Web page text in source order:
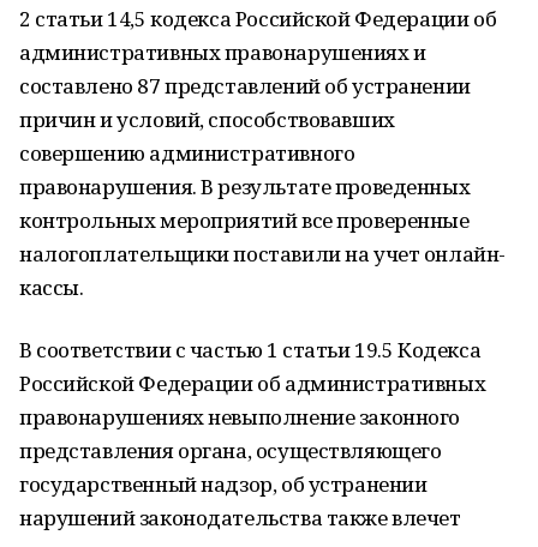
2 статьи 14,5 кодекса Российской Федерации об
административных правонарушениях и
составлено 87 представлений об устранении
причин и условий, способствовавших
совершению административного
правонарушения. В результате проведенных
контрольных мероприятий все проверенные
налогоплательщики поставили на учет онлайн-
кассы.
В соответствии с частью 1 статьи 19.5 Кодекса
Российской Федерации об административных
правонарушениях невыполнение законного
представления органа, осуществляющего
государственный надзор, об устранении
нарушений законодательства также влечет